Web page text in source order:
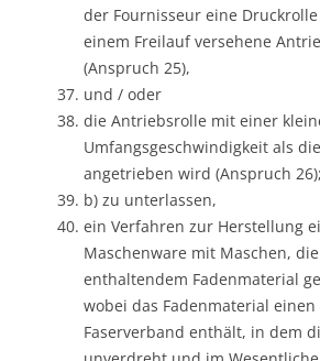
der Fournisseur eine
einem Freilauf versehene
(Anspruch 25),
und / oder
die Antriebsrolle mit einer
Umfangsgeschwindigkeit als
angetrieben wird (Anspruch 26);
b) zu unterlassen,
ein Verfahren zur Herstellung
Maschenware mit Maschen,
enthaltendem Fadenmaterial
wobei das Fadenmaterial
Faserverband enthält, in dem